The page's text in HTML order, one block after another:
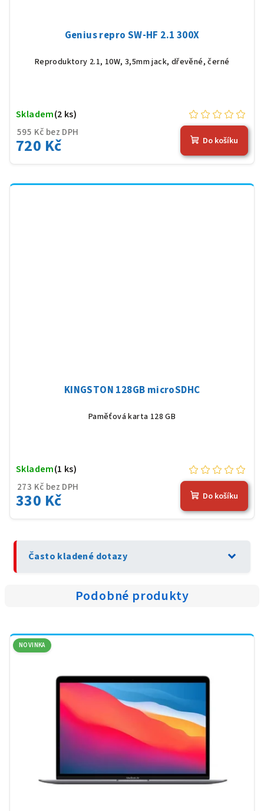
Genius repro SW-HF 2.1 300X
Reproduktory 2.1, 10W, 3,5mm jack, dřevěné, černé
595 Kč bez DPH
720 Kč
Skladem(2 ks)
Do košíku
KINGSTON 128GB microSDHC
Paměťová karta 128 GB
273 Kč bez DPH
330 Kč
Skladem(1 ks)
Do košíku
Často kladené dotazy expand_more
Podobné produkty
NOVINKA